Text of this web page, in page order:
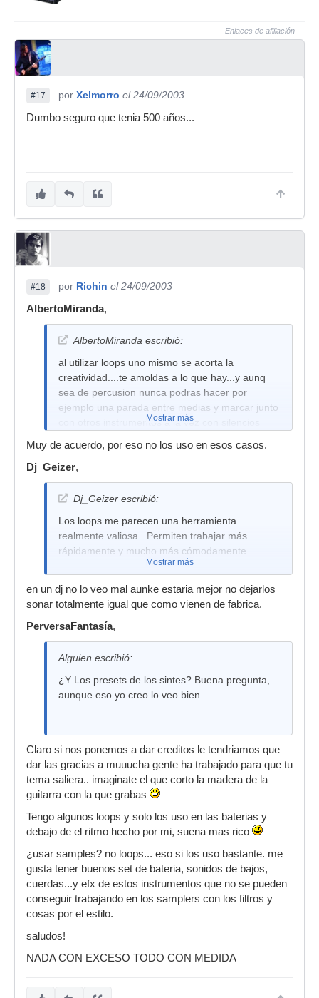
Enlaces de afiliación
#17 por Xelmorro el 24/09/2003
Dumbo seguro que tenia 500 años...
#18 por Richin el 24/09/2003
AlbertoMiranda,
AlbertoMiranda escribió:
al utilizar loops uno mismo se acorta la
creatividad....te amoldas a lo que hay...y aunq
sea de percusion nunca podras hacer por
ejemplo una parada entre medias y marcar junto
con otros instrumentos a la vez con silencios
Mostrar más
Muy de acuerdo, por eso no los uso en esos casos.
Dj_Geizer,
Dj_Geizer escribió:
Los loops me parecen una herramienta
realmente valiosa.. Permiten trabajar más
rápidamente y mucho más cómodamente...
Mostrar más
en un dj no lo veo mal aunke estaria mejor no dejarlos
sonar totalmente igual que como vienen de fabrica.
PerversaFantasía,
Alguien escribió:
¿Y Los presets de los sintes? Buena pregunta,
aunque eso yo creo lo veo bien
Claro si nos ponemos a dar creditos le tendriamos que
dar las gracias a muuucha gente ha trabajado para que tu
tema saliera.. imaginate el que corto la madera de la
guitarra con la que grabas
Tengo algunos loops y solo los uso en las baterias y
debajo de el ritmo hecho por mi, suena mas rico
¿usar samples? no loops... eso si los uso bastante. me
gusta tener buenos set de bateria, sonidos de bajos,
cuerdas...y efx de estos instrumentos que no se pueden
conseguir trabajando en los samplers con los filtros y
cosas por el estilo.
saludos!
NADA CON EXCESO TODO CON MEDIDA